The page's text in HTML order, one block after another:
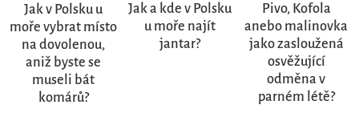
Jak v Polsku u
moře vybrat místo
na dovolenou,
aniž byste se
museli bát
komárů?
Jak a kde v Polsku
u moře najít
jantar?
Pivo, Kofola
anebo malinovka
jako zasloužená
osvěžující
odměna v
parném létě?